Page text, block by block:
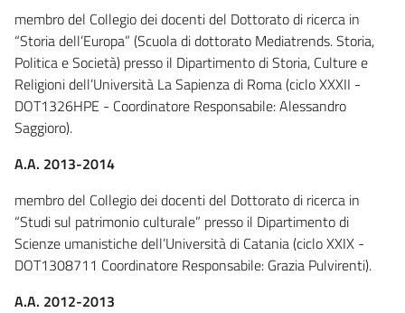
membro del Collegio dei docenti del Dottorato di ricerca in
“Storia dell’Europa” (Scuola di dottorato Mediatrends. Storia,
Politica e Società) presso il Dipartimento di Storia, Culture e
Religioni dell’Università La Sapienza di Roma (ciclo XXXII -
DOT1326HPE - Coordinatore Responsabile: Alessandro
Saggioro).
A.A. 2013-2014
membro del Collegio dei docenti del Dottorato di ricerca in
“Studi sul patrimonio culturale” presso il Dipartimento di
Scienze umanistiche dell’Università di Catania (ciclo XXIX -
DOT1308711 Coordinatore Responsabile: Grazia Pulvirenti).
A.A. 2012-2013